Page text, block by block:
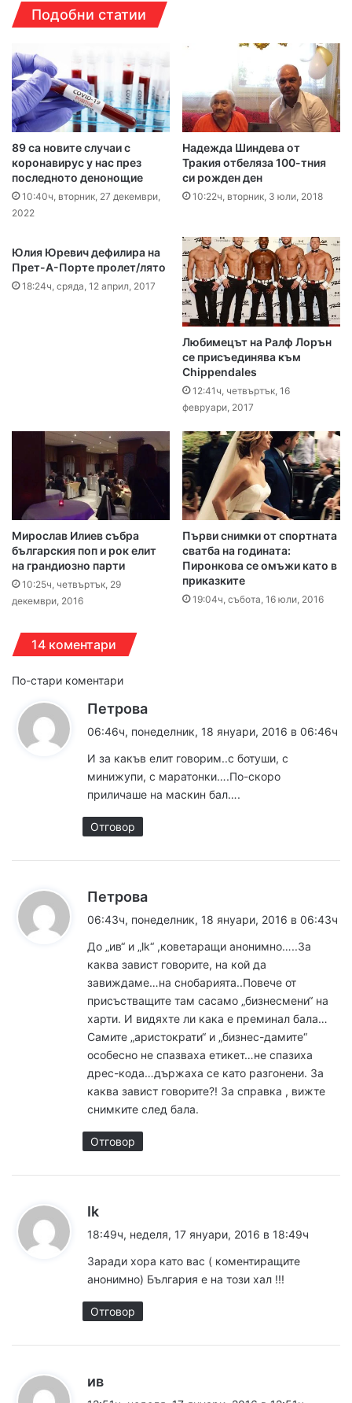
Подобни статии
89 са новите случаи с
коронавирус у нас през
последното денонощие
10:40ч, вторник, 27 декември,
2022
Надежда Шиндева от
Тракия отбеляза 100-тния
си рожден ден
10:22ч, вторник, 3 юли, 2018
Юлия Юревич дефилира на
Прет-А-Порте пролет/лято
18:24ч, сряда, 12 април, 2017
Любимецът на Ралф Лорън
се присъединява към
Chippendales
12:41ч, четвъртък, 16
февруари, 2017
Мирослав Илиев събра
българския поп и рок елит
на грандиозно парти
10:25ч, четвъртък, 29
декември, 2016
Първи снимки от спортната
сватба на годината:
Пиронкова се омъжи като в
приказките
19:04ч, събота, 16 юли, 2016
14 коментари
Н
а
в
ц
я
а
р
и
По-стари коментари
Петрова
а
06:46ч, понеделник, 18 януари, 2016 в 06:46ч
И за какъв елит говорим..с ботуши, с
минижупи, с маратонки….По-скоро
приличаше на маскин бал….
Отговор
Петрова
а
:
06:43ч, понеделник, 18 януари, 2016 в 06:43ч
До „ив“ и „lk“ ,коветаращи анонимно…..За
каква завист говорите, на кой да
завиждаме…на снобарията..Повече от
присъстващите там сасамо „бизнесмени“ на
харти. И видяхте ли кака е преминал бала…
Самите „аристократи“ и „бизнес-дамите“
особесно не спазваха етикет…не спазиха
дрес-кода…държаха се като разгонени. За
каква завист говорите?! За справка , вижте
снимките след бала.
Отговор
Ik
а
:
18:49ч, неделя, 17 януари, 2016 в 18:49ч
Заради хора като вас ( коментиращите
анонимно) България е на този хал !!!
Отговор
ив
а